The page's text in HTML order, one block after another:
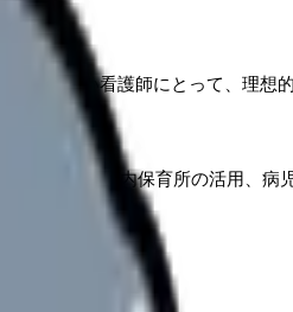
務が多い看護師にとって、理想
選び方、院内保育所の活用、病